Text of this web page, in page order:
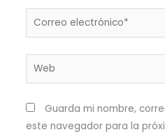
Correo
Web
Guarda mi nombre,
este navegador para la